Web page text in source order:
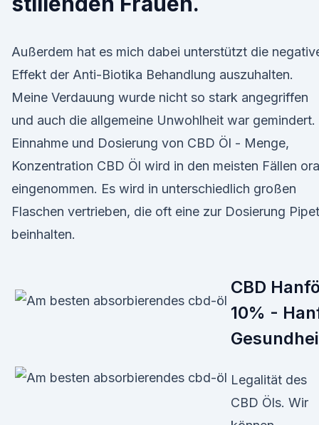
Außerdem hat es mich dabei unterstützt die
Effekt der Anti-Biotika Behandlung auszuhalten.
Meine Verdauung wurde nicht so stark angegriffen
und auch die allgemeine Unwohlheit war gemindert.
Einnahme und Dosierung von CBD Öl - Menge,
Konzentration CBD Öl wird in den meisten Fällen
eingenommen. Es wird in unterschiedlich großen
Flaschen vertrieben, die oft eine zur Dosierung
beinhalten.
CBD
10% -
Legalität des
CBD Öls. Wir